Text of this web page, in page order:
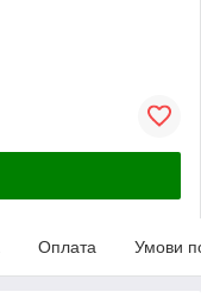
Оплата Умови